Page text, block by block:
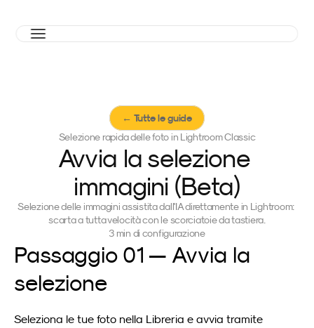
← Tutte le guide
Selezione rapida delle foto in Lightroom Classic
Avvia la selezione
immagini (Beta)
Selezione delle immagini assistita dall'IA direttamente in Lightroom:
scarta a tutta velocità con le scorciatoie da tastiera.
3 min di configurazione
Passaggio 01 — Avvia la
selezione